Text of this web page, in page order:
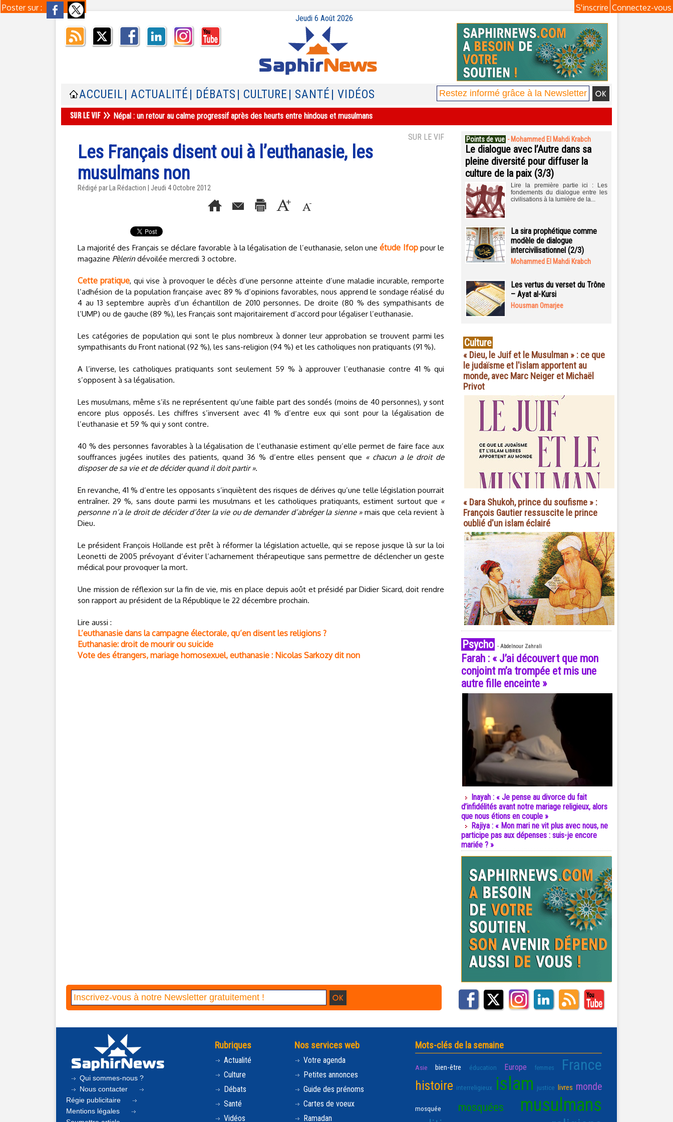
Poster sur : Connectez-vous
S'inscrire
Jeudi 6 Août 2026
ACCUEIL | ACTUALITÉ | DÉBATS | CULTURE | SANTÉ | VIDÉOS
Népal : un retour au calme progressif après des heurts entre hindous et musulmans
SUR LE VIF
Les Français disent oui à l’euthanasie, les
musulmans non
Rédigé par La Rédaction | Jeudi 4 Octobre 2012
La majorité des Français se déclare favorable à la légalisation de l’euthanasie, selon uneétude Ifop pour le
magazine Pèlerin dévoilée mercredi 3 octobre.
Cette pratique, qui vise à provoquer le décès d’une personne atteinte d’une maladie incurable, remporte
l’adhésion de la population française avec 89 % d’opinions favorables, nous apprend le sondage réalisé du
4 au 13 septembre auprès d’un échantillon de 2010 personnes. De droite (80 % des sympathisants de
l’UMP) ou de gauche (89 %), les Français sont majoritairement d’accord pour légaliser l’euthanasie.
Les catégories de population qui sont le plus nombreux à donner leur approbation se trouvent parmi les
sympathisants du Front national (92 %), les sans-religion (94 %) et les catholiques non pratiquants (91 %).
A l’inverse, les catholiques pratiquants sont seulement 59 % à approuver l’euthanasie contre 41 % qui
s’opposent à sa légalisation.
Les musulmans, même s’ils ne représentent qu’une faible part des sondés (moins de 40 personnes), y sont
encore plus opposés. Les chiffres s’inversent avec 41 % d’entre eux qui sont pour la légalisation de
l’euthanasie et 59 % qui y sont contre.
40 % des personnes favorables à la légalisation de l’euthanasie estiment qu’elle permet de faire face aux
souffrances jugées inutiles des patients, quand 36 % d’entre elles pensent que « chacun a le droit de
disposer de sa vie et de décider quand il doit partir ».
En revanche, 41 % d’entre les opposants s’inquiètent des risques de dérives qu’une telle législation pourrait
entraîner. 29 %, sans doute parmi les musulmans et les catholiques pratiquants, estiment surtout que «
personne n’a le droit de décider d’ôter la vie ou de demander d’abréger la sienne »mais que cela revient à
Dieu.
Le président François Hollande est prêt à réformer la législation actuelle, qui se repose jusque là sur la loi
Leonetti de 2005 prévoyant d’éviter l’acharnement thérapeutique sans permettre de déclencher un geste
médical pour provoquer la mort.
Une mission de réflexion sur la fin de vie, mis en place depuis août et présidé par Didier Sicard, doit rendre
son rapport au président de la République le 22 décembre prochain.
Lire aussi :
L’euthanasie dans la campagne électorale, qu’en disent les religions ?
Euthanasie: droit de mourir ou suicide
Vote des étrangers, mariage homosexuel, euthanasie : Nicolas Sarkozy dit non
Points de vue - Mohammed El Mahdi Krabch
Le dialogue avec l’Autre dans sa
pleine diversité pour diffuser la
culture de la paix (3/3)
Lire la première partie ici : Les
fondements du dialogue entre les
civilisations à la lumière de la...
La sira prophétique comme
modèle de dialogue
intercivilisationnel (2/3)
Mohammed El Mahdi Krabch
Les vertus du verset du Trône
– Ayat al-Kursi
Housman Omarjee
Culture
« Dieu, le Juif et le Musulman » : ce que
le judaïsme et l'islam apportent au
monde, avec Marc Neiger et Michaël
Privot
« Dara Shukoh, prince du soufisme » :
François Gautier ressuscite le prince
oublié d'un islam éclairé
Psycho - Abdelnour Zahrali
Farah : « J’ai découvert que mon
conjoint m’a trompée et mis une
autre fille enceinte »
Inayah : « Je pense au divorce du fait
d’infidélités avant notre mariage religieux, alors
que nous étions en couple »
Rajiya : « Mon mari ne vit plus avec nous, ne
participe pas aux dépenses : suis-je encore
mariée ? »
Qui sommes-nous ?
Nous contacter
Régie publicitaire
Mentions légales
Rubriques
Actualité
Culture
Débats
Santé
Vidéos
Nos services web
Votre agenda
Petites annonces
Guide des prénoms
Cartes de voeux
Ramadan
Mots-clés de la semaine
Asie bien-être éducation Europe femmes France
histoire interreligieux islam justice livres monde
mosquée mosquées musulmans